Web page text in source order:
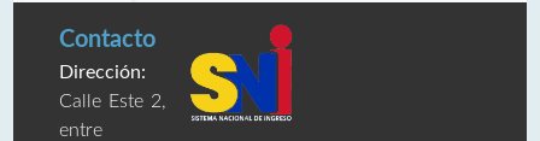
Contacto
Dirección:
Calle Este 2,
entre